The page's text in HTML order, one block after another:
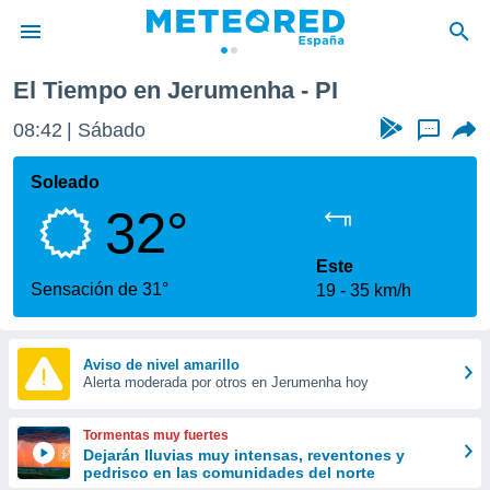
de
por
que se
calidad.
a este
las
y
forma
digital
basada
El Tiempo en Jerumenha - PI
08:42 Sábado ...
Soleado
32°
Sensación de 31°
Este
19
35 km/h
Aviso de nivel amarillo
Alerta moderada por otros en Jerumenha hoy
Tormentas muy fuertes
Dejarán lluvias muy intensas, reventones y
pedrisco en las comunidades del norte